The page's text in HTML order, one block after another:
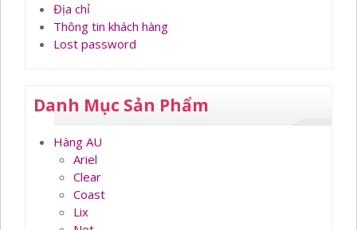
Địa chỉ
Thông tin khách hàng
Lost password
Danh Mục Sản Phẩm
Hàng AU
Ariel
Clear
Coast
Lix